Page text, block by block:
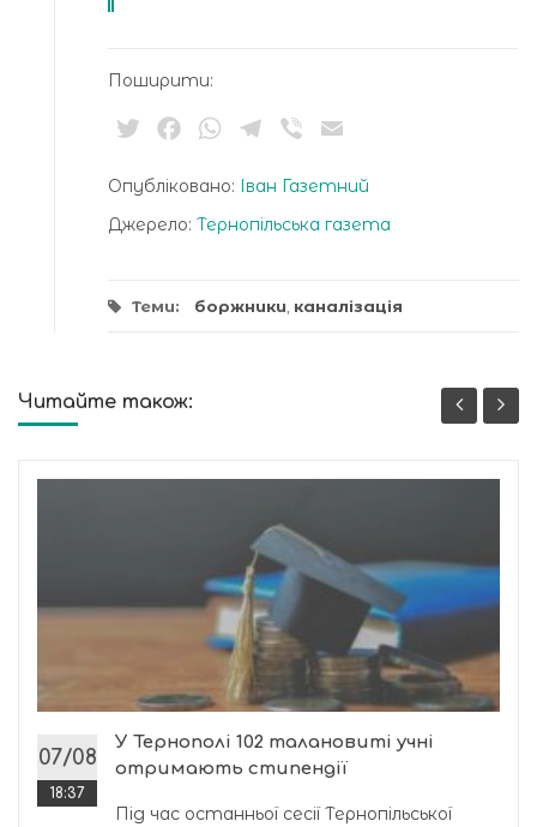
Поширити:
TwitterFacebookWhatsApp
Telegram
Viber
Опубліковано: Іван Газетний
Джерело: Тернопільська газета
Теми: боржники каналізація
Читайте також:
07/08
18:37
У Тернополі 102 талановиті учні
отримають стипендії
Під час останньої сесії Тернопільської